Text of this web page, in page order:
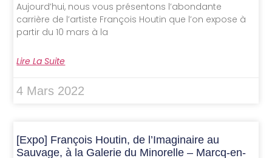
Aujourd’hui, nous vous présentons l’abondante
carrière de l’artiste François Houtin que l’on expose à
partir du 10 mars à la
Lire La Suite
4 Mars 2022
[Expo] François Houtin, de l’Imaginaire au
Sauvage, à la Galerie du Minorelle – Marcq-en-